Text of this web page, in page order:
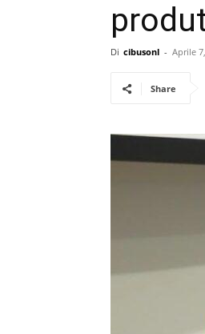
Di cibusonl - Aprile
Share